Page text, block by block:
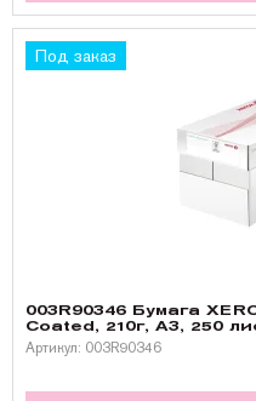
Под заказ
003R90346 Бумага
Coated, 210г, A3, 250
Артикул: 003R90346